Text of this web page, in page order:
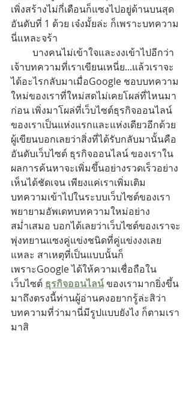
เพิ่งสร้างไม่กี่เดือนก็แซงไปอยู่ด้านบนสุด
อันดับที่ 1 ด้วย เจ๋งมั้ยล่ะ ก็เพราะบทความ
นี่แหละจร้า
บางคนไม่เข้าใจและงงเข้าไปอีกว่า
เจ้าบทความที่เราเขียนเหนี่ย...แล้วเราจะ
ได้อะไรกลับมาเมื่อGoogle ชอบบทความ
ใหม่ของเราที่ใหม่สดไม่เคยโผล่ที่ไหนมา
ก่อน เพิ่งมาโผล่ที่เว็บไซต์ธุรกิจออนไลน์
ของเราเป็นแห่งแรกและแห่งเดียวอีกด้วย
ผู้เขียนบอกเลยว่าสิ่งที่ได้รับกลับมานั้นคือ
อันดับเว็บไซต์ ธุรกิจออนไลน์ ของเราใน
ผลการค้นหาจะเพิ่มขึ้นอย่างรวดเร็วอย่าง
เห็นได้ชัดเจน เพียงแค่เราเพิ่มเติม
บทความเข้าไปในระบบเว็บไซต์ของเรา
พยายามอัพเดทบทความใหม่อย่าง
สม่ำเสมอ บอกได้เลยว่าเว็บไซต์ของเราจะ
พุ่งทยานแซงคู่แข่งชนิดที่คู่แข่งงงเลย
แหละ สาเหตุที่เป็นแบบนั้นก็
เพราะGoogle ได้ให้ความเชื่อถือใน
เว็บไซต์ ธุรกิจออนไลน์ ของเรามากยิ่งขึ้น
มาถึงตรงนี้ท่านผู้อ่านคงอยากรู้ล่ะสิว่า
บทความที่ว่ามานี่มีรูปแบบยังไง ก็ตามเรา
มาสิ